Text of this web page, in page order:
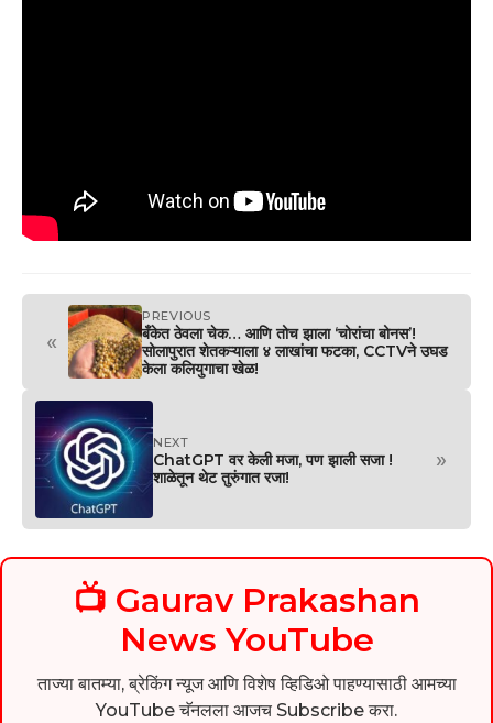
«
PREVIOUS
बँकेत ठेवला चेक… आणि तोच झाला ‘चोरांचा बोनस’!
सोलापुरात शेतकऱ्याला ४ लाखांचा फटका, CCTVने उघड
केला कलियुगाचा खेळ!
NEXT
ChatGPT वर केली मजा, पण झाली सजा !
शाळेतून थेट तुरुंगात रजा!
»
📺 Gaurav Prakashan
News YouTube
ताज्या बातम्या, ब्रेकिंग न्यूज आणि विशेष व्हिडिओ पाहण्यासाठी आमच्या
YouTube चॅनलला आजच Subscribe करा.